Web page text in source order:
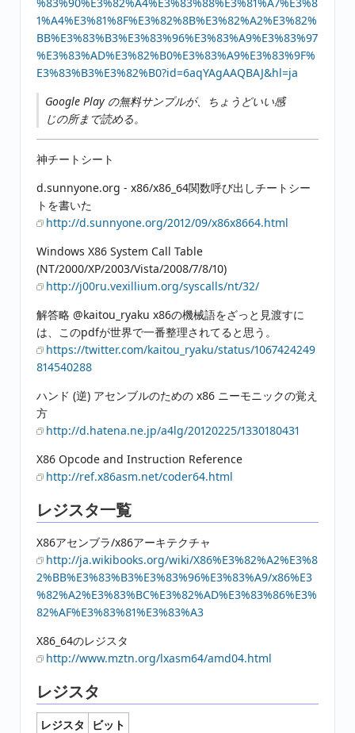
1%A4%E3%81%8F%E3%82%8B%E3%82%A2%E3%82%
BB%E3%83%B3%E3%83%96%E3%83%A9%E3%83%97
%E3%83%AD%E3%82%B0%E3%83%A9%E3%83%9F%
E3%83%B3%E3%82%B0?id=6aqYAgAAQBAJ&hl=ja
Google Play の無料サンプルが、ちょうどいい感
じの所まで読める。
神チートシート
d.sunnyone.org - x86/x86_64関数呼び出しチートシー
トを書いた
http://d.sunnyone.org/2012/09/x86x8664.html
Windows X86 System Call Table
(NT/2000/XP/2003/Vista/2008/7/8/10)
http://j00ru.vexillium.org/syscalls/nt/32/
解答略 @kaitou_ryaku x86の機械語をざっと見渡すに
は、このpdfが世界で一番整理されてると思う。
https://twitter.com/kaitou_ryaku/status/1067424249
814540288
ハンド (逆) アセンブルのための x86 ニーモニックの覚え
方
http://d.hatena.ne.jp/a4lg/20120225/1330180431
X86 Opcode and Instruction Reference
http://ref.x86asm.net/coder64.html
レジスタ一覧
X86アセンブラ/x86アーキテクチャ
http://ja.wikibooks.org/wiki/X86%E3%82%A2%E3%8
2%BB%E3%83%B3%E3%83%96%E3%83%A9/x86%E3
%82%A2%E3%83%BC%E3%82%AD%E3%83%86%E3%
82%AF%E3%83%81%E3%83%A3
X86_64のレジスタ
http://www.mztn.org/lxasm64/amd04.html
レジスタ
レジスタ
ビット